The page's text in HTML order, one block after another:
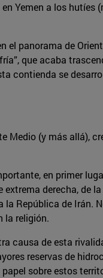
Yemen a los
panorama de
que acaba
contienda se
Medio (y más allá),
en primer
derecha, de
República de
la religión.
causa de esta
reservas de
sobre estos